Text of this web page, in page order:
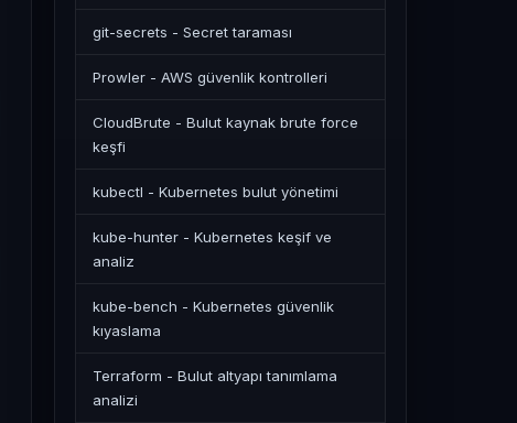
aws ec2 run-instances --image-id ami-12345678 --count 1 --instance-type t2.micro --key-name MyKeyPair
git-secrets - Secret taraması
Prowler - AWS güvenlik kontrolleri
CloudBrute - Bulut kaynak brute force
keşfi
kubectl - Kubernetes bulut yönetimi
kube-hunter - Kubernetes keşif ve
analiz
kube-bench - Kubernetes güvenlik
kıyaslama
Terraform - Bulut altyapı tanımlama
analizi